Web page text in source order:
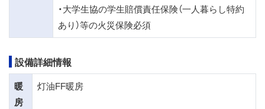
・大学生協の学生賠償責任保険（一人暮らし特約
あり）等の火災保険必須
設備詳細情報
暖
房
灯油FF暖房